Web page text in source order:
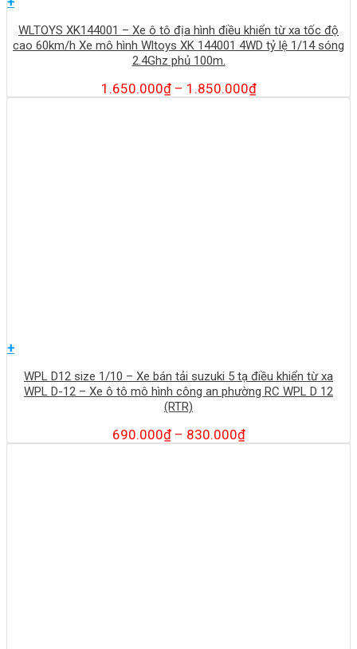
WLTOYS XK144001 – Xe ô tô địa hình điều khiển từ xa tốc độ
cao 60km/h Xe mô hình Wltoys XK 144001 4WD tỷ lệ 1/14 sóng
2.4Ghz phủ 100m.
1.650.000₫– 1.850.000₫
+
WPL D12 size 1/10 – Xe bán tải suzuki 5 tạ điều khiển từ xa
WPL D-12 – Xe ô tô mô hình công an phường RC WPL D 12
(RTR)
690.000₫– 830.000₫